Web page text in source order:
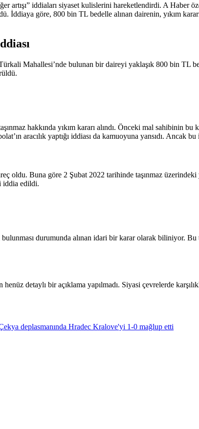
artışı” iddiaları siyaset kulislerini hareketlendirdi. A Haber
İddiaya göre, 800 bin TL bedelle alınan dairenin, yıkım
Mahallesi’nde bulunan bir daireyi yaklaşık 800 bin TL
hakkında yıkım kararı alındı. Önceki mal sahibinin
aracılık yaptığı iddiası da kamuoyuna yansıdı. Ancak
oldu. Buna göre 2 Şubat 2022 tarihinde taşınmaz üzerindeki
iddia edildi.
bulunması durumunda alınan idari bir karar olarak biliniyor.
detaylı bir açıklama yapılmadı. Siyasi çevrelerde